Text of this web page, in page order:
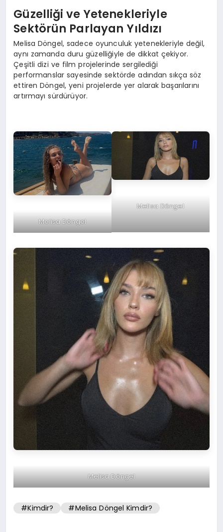
Güzelliği ve Yetenekleriyle
Sektörün Parlayan Yıldızı
Melisa Döngel, sadece oyunculuk yetenekleriyle değil,
aynı zamanda duru güzelliğiyle de dikkat çekiyor.
Çeşitli dizi ve film projelerinde sergilediği
performanslar sayesinde sektörde adından sıkça söz
ettiren Döngel, yeni projelerde yer alarak başarılarını
artırmayı sürdürüyor.
Melisa Döngel
Melisa Döngel
Melisa Döngel
#Kimdir? #Melisa Döngel Kimdir?